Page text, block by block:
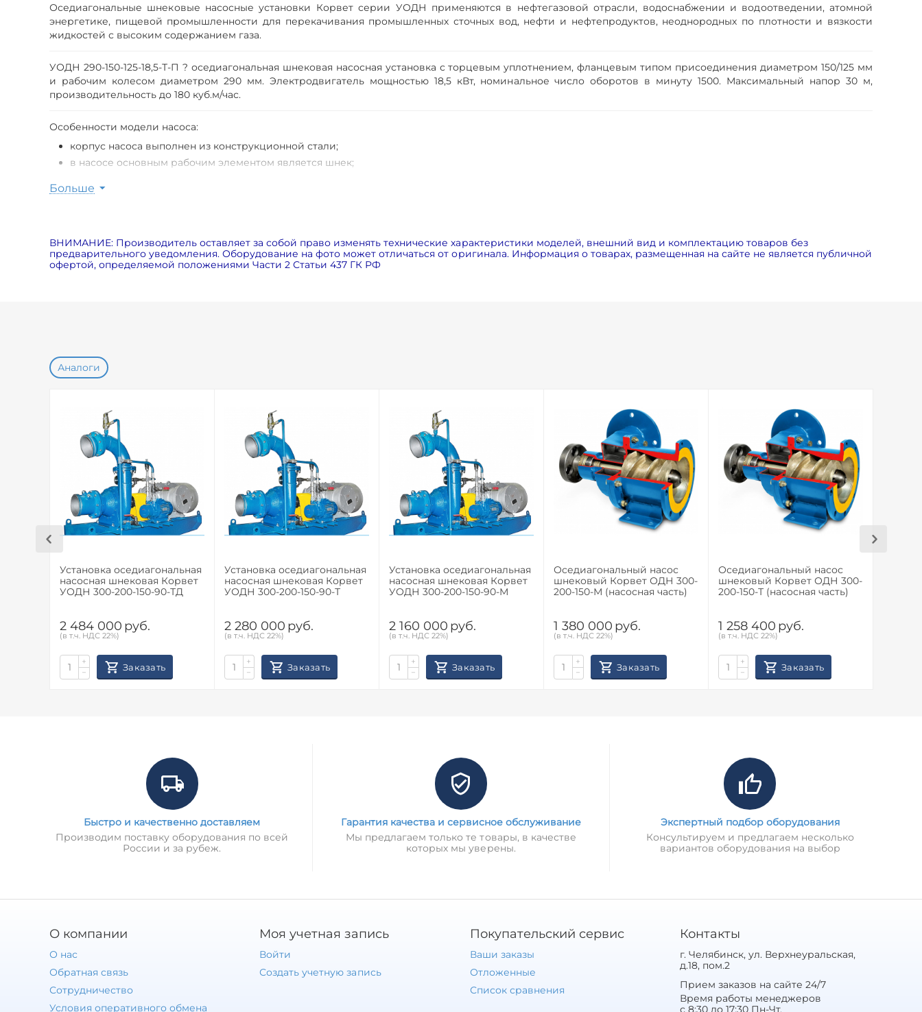
Оседиагональные шнековые насосные установки Корвет серии УОДН применяются в нефтегазовой отрасли, водоснабжении и водоотведении, атомной
энергетике, пищевой промышленности для перекачивания промышленных сточных вод, нефти и нефтепродуктов, неоднородных по плотности и вязкости
жидкостей с высоким содержанием газа.
УОДН 290-150-125-18,5-Т-П ? оседиагональная шнековая насосная установка с торцевым уплотнением, фланцевым типом присоединения диаметром 150/125 мм
и рабочим колесом диаметром 290 мм. Электродвигатель мощностью 18,5 кВт, номинальное число оборотов в минуту 1500. Максимальный напор 30 м,
производительность до 180 куб.м/час.
Особенности модели насоса:
корпус насоса выполнен из конструкционной стали;
в насосе основным рабочим элементом является шнек;
температура рабочей среды от -20°С до +90°С;
взрывозащитное исполнение;
гарантийный срок завода-изготовителя ? 1 год.
Больше
ВНИМАНИЕ: Производитель оставляет за собой право изменять технические характеристики моделей, внешний вид и комплектацию товаров без
предварительного уведомления. Оборудование на фото может отличаться от оригинала. Информация о товарах, размещенная на сайте не является публичной
офертой, определяемой положениями Части 2 Статьи 437 ГК РФ
Аналоги
Установка оседиагональная
насосная шнековая Корвет
УОДН 300-200-150-90-ТД
2 484 000 руб.
(в т.ч. НДС 22%)
+
−
Заказать
Установка оседиагональная
насосная шнековая Корвет
УОДН 300-200-150-90-Т
2 280 000 руб.
(в т.ч. НДС 22%)
+
−
Заказать
Установка оседиагональная
насосная шнековая Корвет
УОДН 300-200-150-90-М
2 160 000 руб.
(в т.ч. НДС 22%)
+
−
Заказать
Оседиагональный насос
шнековый Корвет ОДН 300-
200-150-М (насосная часть)
1 380 000 руб.
(в т.ч. НДС 22%)
+
−
Заказать
Оседиагональный насос
шнековый Корвет ОДН 300-
200-150-Т (насосная часть)
1 258 400 руб.
(в т.ч. НДС 22%)
+
−
Заказать
Быстро и качественно доставляем
Производим поставку оборудования по всей
России и за рубеж.
Гарантия качества и сервисное обслуживание
Мы предлагаем только те товары, в качестве
которых мы уверены.
Экспертный подбор оборудования
Консультируем и предлагаем несколько
вариантов оборудования на выбор
О компании
О нас
Обратная связь
Сотрудничество
Условия оперативного обмена
Моя учетная запись
Войти
Создать учетную запись
Покупательский сервис
Ваши заказы
Отложенные
Список сравнения
Контакты
г. Челябинск, ул. Верхнеуральская,
д.18, пом.2
Прием заказов на сайте 24/7
Время работы менеджеров
с 8:30 до 17:30 Пн-Чт,